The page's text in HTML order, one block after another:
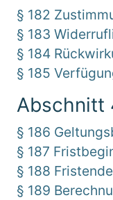
§ 182
§ 183
§ 184
§ 185
Abschnitt
§ 186
§ 187
§ 188 Fristende
§ 189